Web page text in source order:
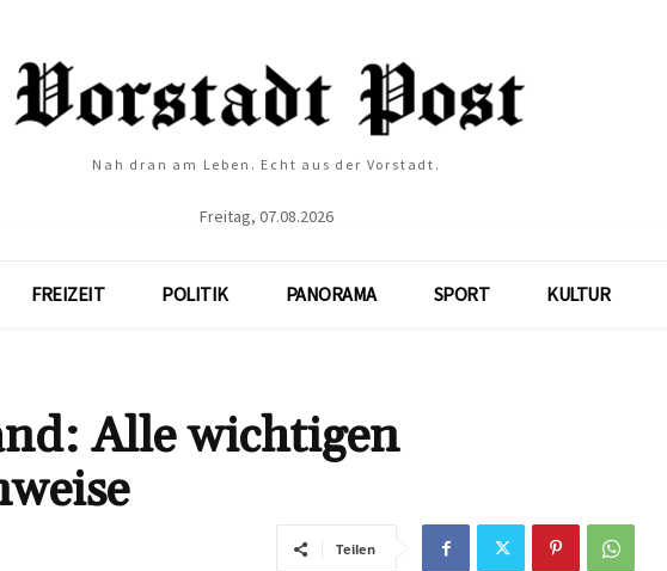
Nah dran am Leben. Echt aus der Vorstadt.
Freitag, 07.08.2026
FREIZEIT POLITIK PANORAMA SPORT KULTUR
Alle wichtigen
Teilen